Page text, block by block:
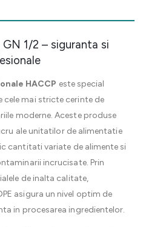
1/2 – siguranta si
HACCP este special
mai stricte cerinte de
moderne. Aceste produse
ale unitatilor de alimentatie
cantitati variate de alimente si
incrucisate. Prin
de inalta calitate,
asigura un nivel optim de
in procesarea ingredientelor.